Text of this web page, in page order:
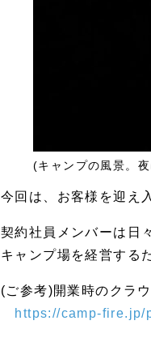
(キャンプの風景。
今回は、お客様を迎え
契約社員メンバーは日
キャンプ場を経営する
(ご参考)開業時のクラ
https://camp-fire.jp/